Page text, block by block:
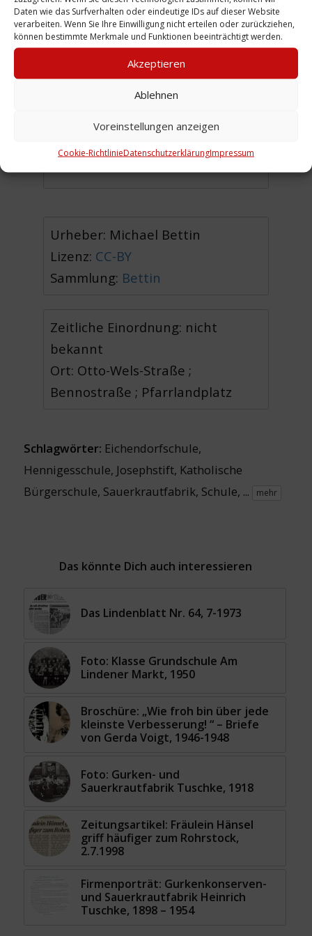
Daten wie das Surfverhalten oder eindeutige IDs auf dieser Website
verarbeiten. Wenn Sie Ihre Einwilligung nicht erteilen oder zurückziehen,
können bestimmte Merkmale und Funktionen beeinträchtigt werden.
Akzeptieren
Ablehnen
Voreinstellungen anzeigen
Cookie-RichtlinieDatenschutzerklärungImpressum
Ganz oben am Bildrand sind Teile
desTuschke-Blockserkennbar,
die Rückfront der in der
Leinaustraße ansässigen
(MB)
Urheber: Michael Bettin
Lizenz: CC-BY
Sammlung: Bettin
Zeitliche Einordnung: nicht
bekannt
Ort: Otto-Wels-Straße ;
Bennostraße ; Pfarrlandplatz
Schlagwörter: Eichendorfschule,
Hennigesschule, Josephstift, Katholische
Bürgerschule, Sauerkrautfabrik, Schule, ... mehr
Das könnte Dich auch interessieren
Das Lindenblatt Nr. 64, 7-1973
Foto: Klasse Grundschule Am
Lindener Markt, 1950
Broschüre: „Wie froh bin über jede
kleinste Verbesserung! “ – Briefe
von Gerda Voigt, 1946-1948
Foto: Gurken- und
Sauerkrautfabrik Tuschke, 1918
Zeitungsartikel: Fräulein Hänsel
griff häufiger zum Rohrstock,
2.7.1998
Firmenporträt: Gurkenkonserven-
und Sauerkrautfabrik Heinrich
Tuschke, 1898 – 1954